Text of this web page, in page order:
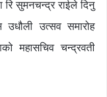
रि सुमनचन्द्र राईले दिनु
उत्सव समारोह
महासचिव चन्द्रवती